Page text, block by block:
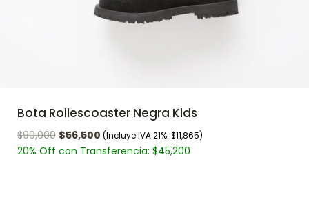
Bota Rollescoaster Negra Kids
$90,000 $56,500 (Incluye IVA 21%: $11,865)
20% Off con Transferencia: $45,200